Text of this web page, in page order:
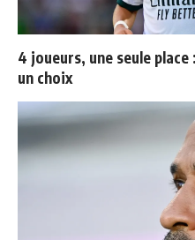
4 joueurs, une seule
un choix